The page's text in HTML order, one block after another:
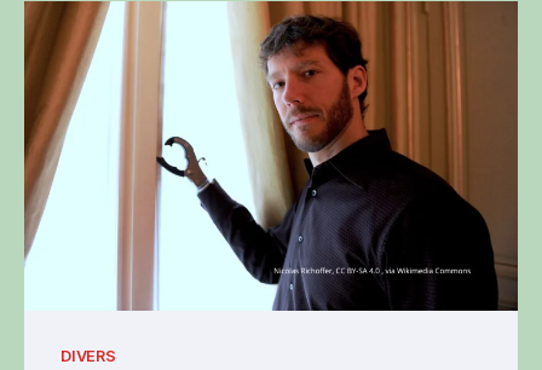
DIVERS